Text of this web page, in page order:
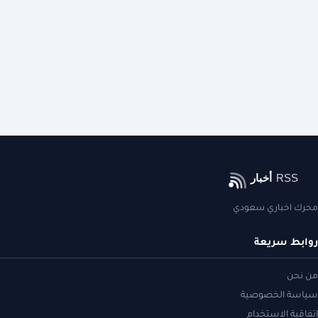
محرك اخباري سعودي
روابط سريعة
من نحن
سياسة الخصوصية
إتفاقية الاستخدام